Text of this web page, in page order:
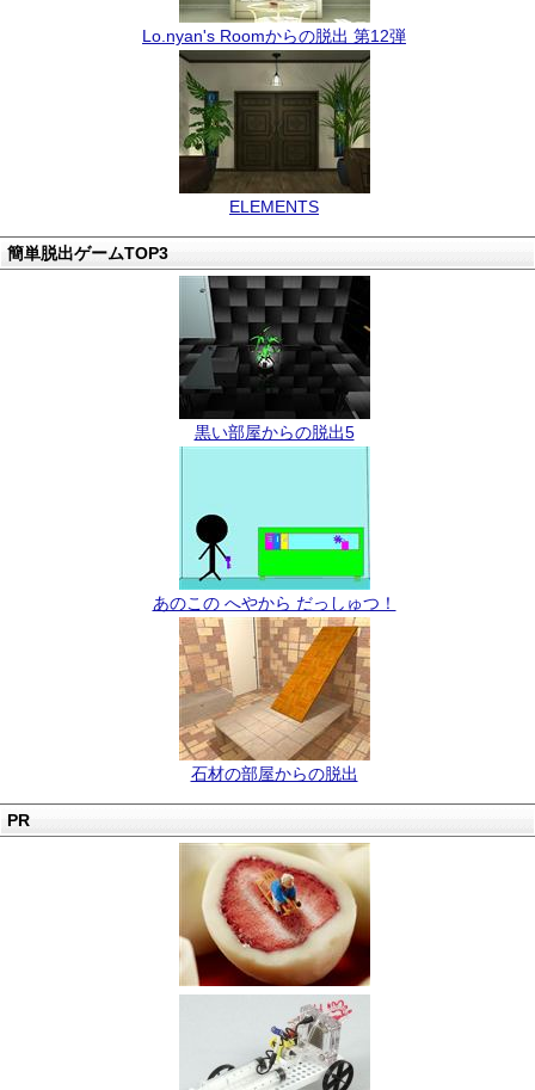
Lo.nyan's Roomからの脱出 第12弾
ELEMENTS
簡単脱出ゲームTOP3
黒い部屋からの脱出5
あのこの へやから だっしゅつ！
石材の部屋からの脱出
PR